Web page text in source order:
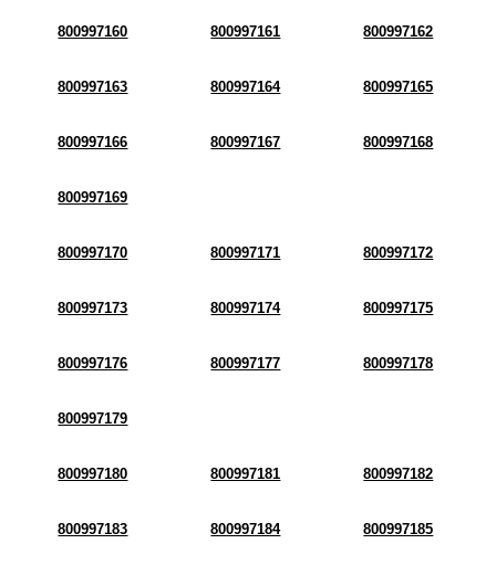
800997160 800997161 800997162
800997163 800997164 800997165
800997166 800997167 800997168
800997169
800997170 800997171 800997172
800997173 800997174 800997175
800997176 800997177 800997178
800997179
800997180 800997181 800997182
800997183 800997184 800997185